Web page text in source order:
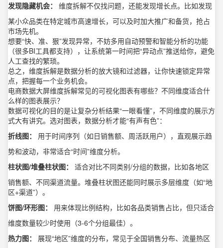
发现隐藏机会：
维度拆解不仅找问题，还能发现增长点。比如发现
某小众品类在特定城市高速增长，可以及时加大推广和备货，抢占
市场先机。
想要“快、准、狠”发现异常，不妨多用自动预警和智能分析的功能
（很多BI工具都支持），让系统第一时间把“异动点”推送给你，避免
人工查找的繁琐。
总之，维度拆解是数据分析的放大镜和过滤器，让你快速锁定异常
点，把握每一个业务机会。
电商数据大屏维度拆解常见的可视化图表有哪些？不同维度适合什
么样的图表展示？
数据可视化的目的是让复杂分析结果“一眼看懂”，不同维度的展示方
式大有讲究。选对图表，数据分析才能“有声有色”：
折线图：
用于时间序列（如日销售额、周活跃用户），直观展示趋
势和波动，非常适合“时间”维度分析。
柱状图/堆叠柱状图：
适合对比不同类别/分组的数据，比如各地区
销售额、不同渠道流量。堆叠柱状图还能同时展示多层维度（如“地
区+渠道”）。
饼图/环形图：
用来体现比例结构，比如各品类销售占比，但只适合
维度数量较少时使用（3-6个分组最佳）。
热力图：
展现“地区”维度的分布，常见于全国销售分布、流量热区